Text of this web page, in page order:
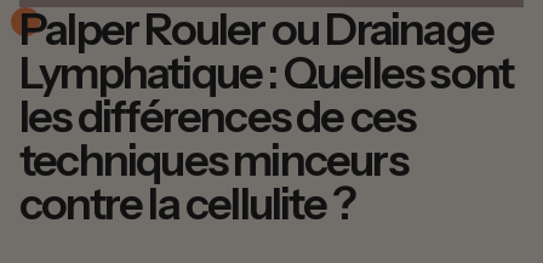
Palper Rouler ou Drainage
Lymphatique : Quelles sont
les différences de ces
techniques minceurs
contre la cellulite ?